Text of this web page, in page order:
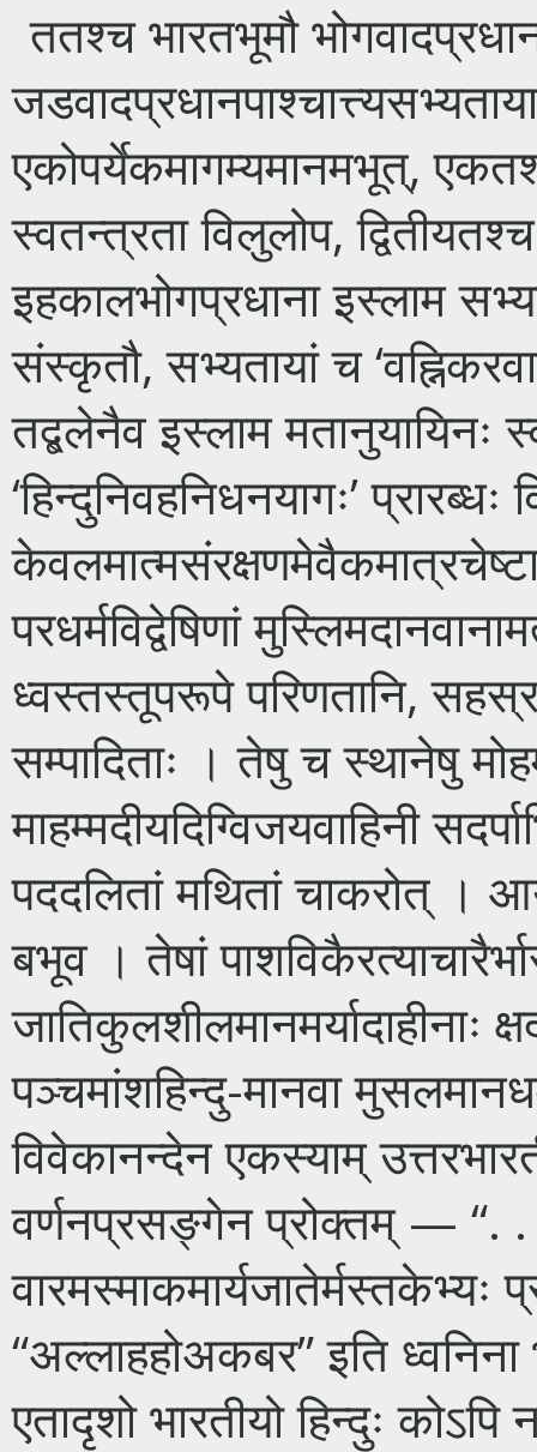
ततश्च भारतभूमौ
एकोपर्येकमागम्यमानमभूत्,
स्वतन्त्रता विलुलोप,
इहकालभोगप्रधाना इस्लाम
संस्कृतौ, सभ्यतायां च
तद्बलेनैव इस्लाम मतानुयायिनः
‘हिन्दुनिवहनिधनयागः’
परधर्मविद्वेषिणां
ध्वस्तस्तूपरूपे परिणतानि,
सम्पादिताः । तेषु च स्थानेषु
माहम्मदीयदिग्विजयवाहिनी
पददलितां मथितां चाकरोत् ।
बभूव । तेषां
जातिकुलशीलमानमर्यादाहीनाः
पञ्चमांशहिन्दु-मानवा
विवेकानन्देन एकस्याम्
वर्णनप्रसङ्गेन प्रोक्तम् — “. .
वारमस्माकमार्यजातेर्मस्तकेभ्यः
“अल्लाहहोअकबर” इति
एतादृशो भारतीयो हिन्दुः